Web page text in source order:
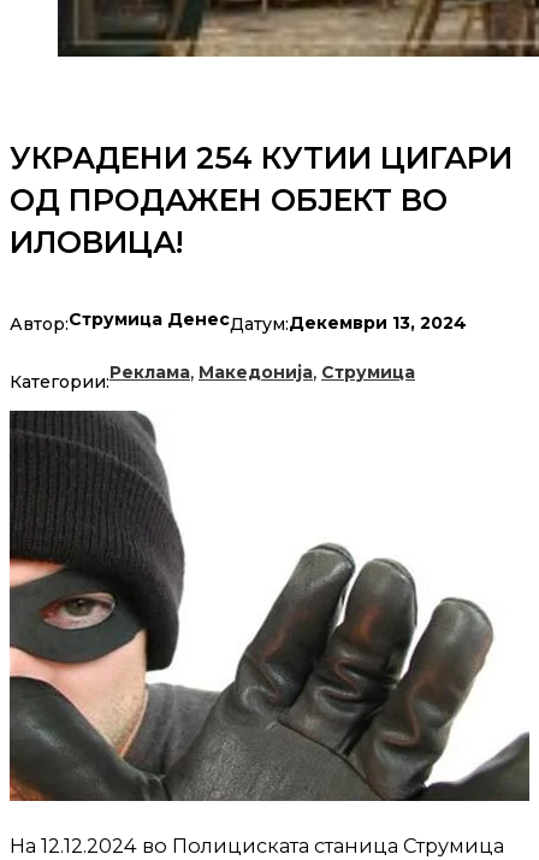
УКРАДЕНИ 254 КУТИИ ЦИГАРИ
ОД ПРОДАЖЕН ОБЈЕКТ ВО
ИЛОВИЦА!
Автор:Струмица ДенесДатум:Декември 13, 2024
Категории:Реклама, Македонија, Струмица
На 12.12.2024 во Полициската станица Струмица